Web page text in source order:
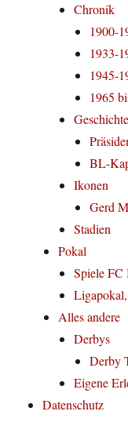
Chronik
1900-
1933-
1945-
1965
Geschichte
BL-
Ikonen
Gerd
Stadien
Pokal
Spiele FC
Alles andere
Derbys
Derby
Eigene
Datenschutz